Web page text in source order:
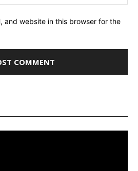
and website in this browser for the